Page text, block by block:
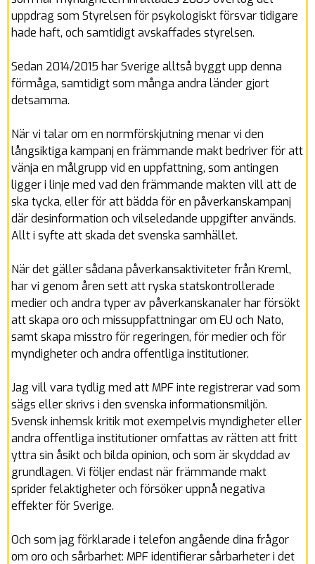
uppdrag som Styrelsen för psykologiskt försvar tidigare
hade haft, och samtidigt avskaffades styrelsen.
Sedan 2014/2015 har Sverige alltså byggt upp denna
förmåga, samtidigt som många andra länder gjort
detsamma.
När vi talar om en normförskjutning menar vi den
långsiktiga kampanj en främmande makt bedriver för att
vänja en målgrupp vid en uppfattning, som antingen
ligger i linje med vad den främmande makten vill att de
ska tycka, eller för att bädda för en påverkanskampanj
där desinformation och vilseledande uppgifter används.
Allt i syfte att skada det svenska samhället.
När det gäller sådana påverkansaktiviteter från Kreml,
har vi genom åren sett att ryska statskontrollerade
medier och andra typer av påverkanskanaler har försökt
att skapa oro och missuppfattningar om EU och Nato,
samt skapa misstro för regeringen, för medier och för
myndigheter och andra offentliga institutioner.
Jag vill vara tydlig med att MPF inte registrerar vad som
sägs eller skrivs i den svenska informationsmiljön.
Svensk inhemsk kritik mot exempelvis myndigheter eller
andra offentliga institutioner omfattas av rätten att fritt
yttra sin åsikt och bilda opinion, och som är skyddad av
grundlagen. Vi följer endast när främmande makt
sprider felaktigheter och försöker uppnå negativa
effekter för Sverige.
Och som jag förklarade i telefon angående dina frågor
om oro och sårbarhet: MPF identifierar sårbarheter i det